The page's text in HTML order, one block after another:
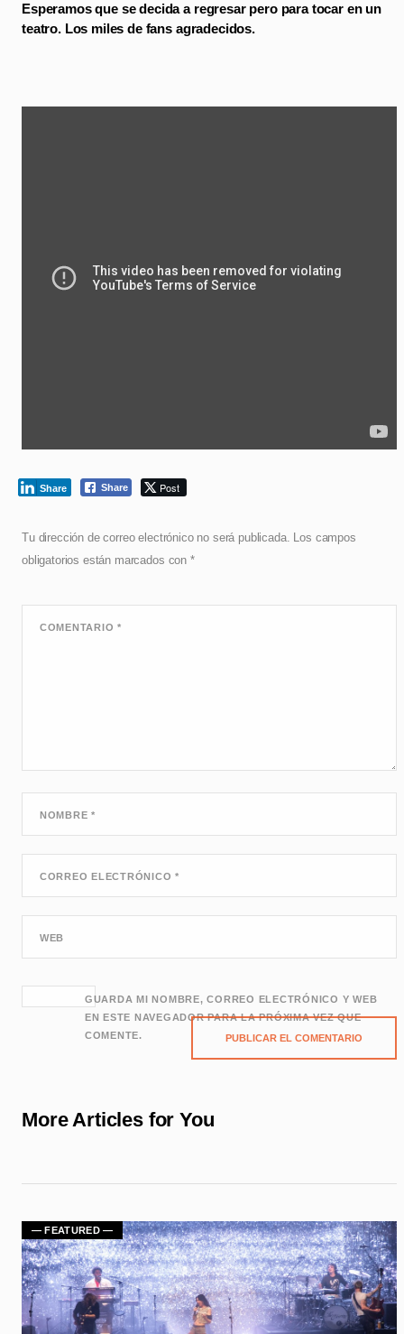
Esperamos que se decida a regresar pero para tocar en un
teatro. Los miles de fans agradecidos.
Share Post
Share
Tu dirección de correo electrónico no será publicada. Los campos
obligatorios están marcados con *
COMENTARIO*
NOMBRE*
CORREO ELECTRÓNICO*
WEB
GUARDA MI NOMBRE, CORREO ELECTRÓNICO Y WEB
EN ESTE NAVEGADOR PARA LA PRÓXIMA VEZ QUE
COMENTE.
More Articles for You
— FEATURED —